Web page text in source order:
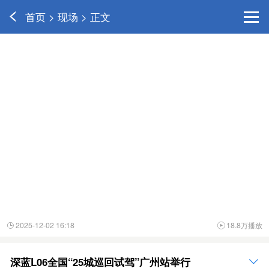
首页 > 现场 > 正文
 18.8万播放
 2025-12-02 16:18
深蓝L06全国“25城巡回试驾”广州站举行 